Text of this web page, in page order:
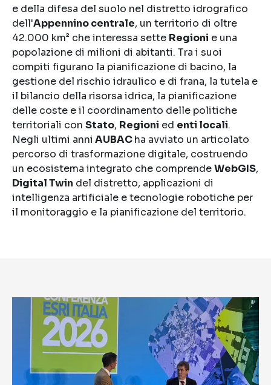
e della difesa del suolo nel distretto idrografico
dell'Appennino centrale, un territorio di oltre
42.000 km² che interessa sette Regioni e una
popolazione di milioni di abitanti. Tra i suoi
compiti figurano la pianificazione di bacino, la
gestione del rischio idraulico e di frana, la tutela e
il bilancio della risorsa idrica, la pianificazione
delle coste e il coordinamento delle politiche
territoriali con Stato, Regioni ed enti locali.
Negli ultimi anni AUBACha avviato un articolato
percorso di trasformazione digitale, costruendo
un ecosistema integrato che comprendeWebGIS,
Digital Twin del distretto, applicazioni di
intelligenza artificiale e tecnologie robotiche per
il monitoraggio e la pianificazione del territorio.